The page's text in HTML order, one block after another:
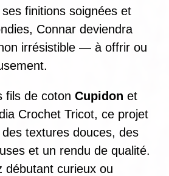
finitions soignées et
Connar deviendra
irrésistible — à offrir ou
fils de coton Cupidon et
Crochet Tricot, ce projet
des textures douces, des
et un rendu de qualité.
débutant curieux ou